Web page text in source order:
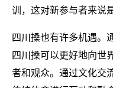
训，这对新参与者来说
四川搡也有许多机遇。
四川搡可以更好地向世
者和观众。通过文化交